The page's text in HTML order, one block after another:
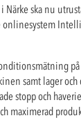
i Närke ska nu
onlinesystem
samt lager
stopp och
maximerad